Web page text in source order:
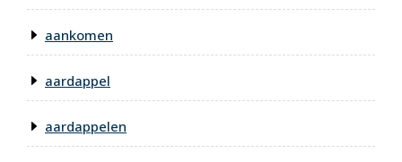
aankomen
aardappel
aardappelen